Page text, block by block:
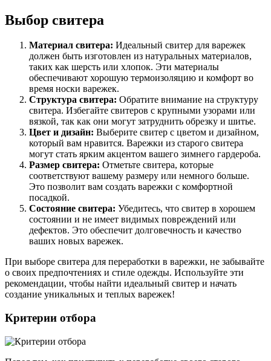
Выбор свитера
Материал свитера: Идеальный свитер для варежек
должен быть изготовлен из натуральных материалов,
таких как шерсть или хлопок. Эти материалы
обеспечивают хорошую термоизоляцию и комфорт во
время носки варежек.
Структура свитера: Обратите внимание на структуру
свитера. Избегайте свитеров с крупными узорами или
вязкой, так как они могут затруднить обрезку и шитье.
Цвет и дизайн: Выберите свитер с цветом и дизайном,
который вам нравится. Варежки из старого свитера
могут стать ярким акцентом вашего зимнего гардероба.
Размер свитера: Отметьте свитера, которые
соответствуют вашему размеру или немного больше.
Это позволит вам создать варежки с комфортной
посадкой.
Состояние свитера: Убедитесь, что свитер в хорошем
состоянии и не имеет видимых повреждений или
дефектов. Это обеспечит долговечность и качество
ваших новых варежек.
При выборе свитера для переработки в варежки, не забывайте
о своих предпочтениях и стиле одежды. Используйте эти
рекомендации, чтобы найти идеальный свитер и начать
создание уникальных и теплых варежек!
Критерии отбора